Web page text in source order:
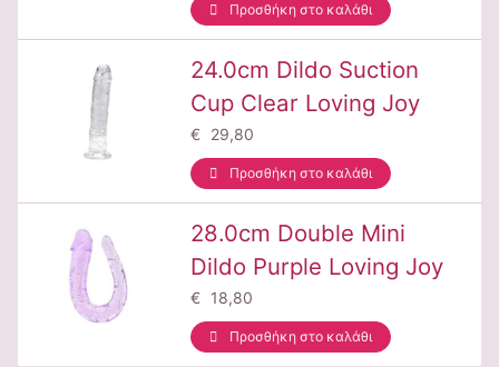
Προσθήκη στο καλάθι
24.0cm Dildo Suction
Cup Clear Loving Joy
€ 29,80
Προσθήκη στο καλάθι
28.0cm Double Mini
Dildo Purple Loving Joy
€ 18,80
Προσθήκη στο καλάθι